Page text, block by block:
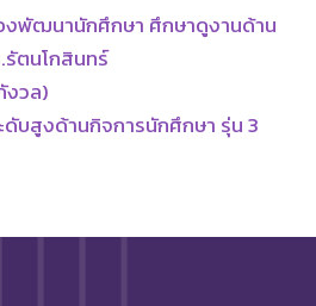
งพัฒนานักศึกษา ศึกษาดูงานด้าน
ตนโกสินทร์
วล)
ดับสูงด้านกิจการนักศึกษา รุ่น 3